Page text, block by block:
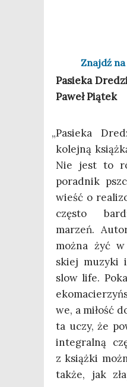
Znajdź
Pasie­ka
Paweł Piątek
„Pasie­ka
kolej­ną
Nie jest to
porad­nik
wieść o
czę­sto
marzeń.
moż­na żyć
skiej muzy­ki
slow life.
we, a miłość
ta uczy, że
inte­gral­ną
z książ­ki
tak­że, jak